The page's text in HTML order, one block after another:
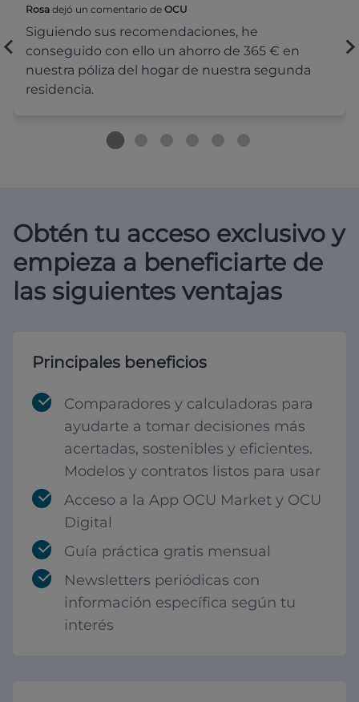
Rosa dejó un comentario de OCU
Siguiendo sus recomendaciones, he
conseguido con ello un ahorro de 365 € en
nuestra póliza del hogar de nuestra segunda
residencia.
Obtén tu acceso exclusivo y
empieza a beneficiarte de
las siguientes ventajas
Principales beneficios
Comparadores y calculadoras para
ayudarte a tomar decisiones más
acertadas, sostenibles y eficientes.
Modelos y contratos listos para usar
Acceso a la App OCU Market y OCU
Digital
Guía práctica gratis mensual
Newsletters periódicas con
información específica según tu
interés